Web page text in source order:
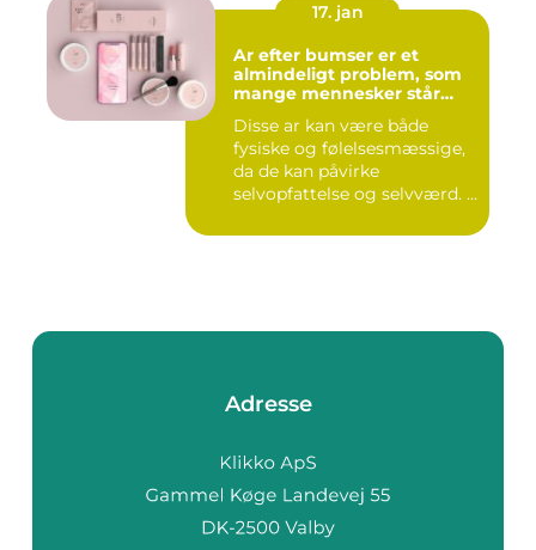
17. jan
Ar efter bumser er et
almindeligt problem, som
mange mennesker står
Disse ar kan være både
fysiske og følelsesmæssige,
da de kan påvirke
selvopfattelse og selvværd. I
Adresse